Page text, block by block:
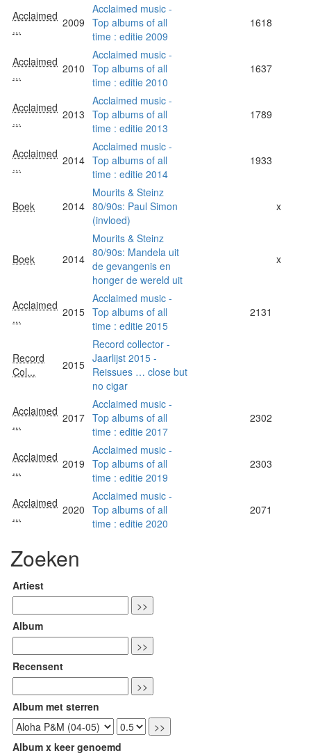
Acclaimed
...
2009
Acclaimed music -
Top albums of all
time : editie 2009
1618
Acclaimed
...
2010
Acclaimed music -
Top albums of all
time : editie 2010
1637
Acclaimed
...
2013
Acclaimed music -
Top albums of all
time : editie 2013
1789
Acclaimed
...
2014
Acclaimed music -
Top albums of all
time : editie 2014
1933
Boek 2014
Mourits & Steinz
80/90s: Paul Simon
(invloed)
x
Boek 2014
Mourits & Steinz
80/90s: Mandela uit
de gevangenis en
honger de wereld uit
x
Acclaimed
...
2015
Acclaimed music -
Top albums of all
time : editie 2015
2131
Record
Col...
2015
Record collector -
Jaarlijst 2015 -
Reissues … close but
no cigar
Acclaimed
...
2017
Acclaimed music -
Top albums of all
time : editie 2017
2302
Acclaimed
...
2019
Acclaimed music -
Top albums of all
time : editie 2019
2303
Acclaimed
...
2020
Acclaimed music -
Top albums of all
time : editie 2020
2071
Zoeken
Artiest
Album
Recensent
Album met sterren
Album x keer genoemd